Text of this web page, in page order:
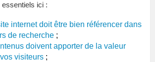
ici :
internet doit être bien référencer dans
de recherche ;
doivent apporter de la valeur
visiteurs ;